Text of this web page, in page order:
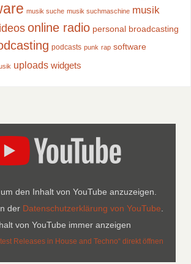
musik suche musik suchmaschine musik
online radio personal broadcasting
podcasts punk rap software
uploads widgets
den Inhalt von YouTube anzuzeigen.
der Datenschutzerklärung von YouTube.
von YouTube immer anzeigen
Releases in House and Techno“ direkt öffnen